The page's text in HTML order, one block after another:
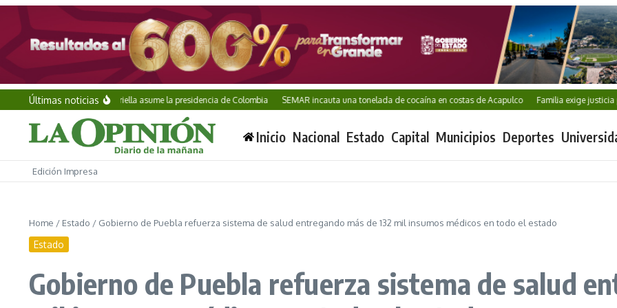
Saltar al contenido
Últimas noticias
Abelardo de la Espriella asume la presidencia de Colombia SEMAR incauta una tonelada de cocaína en costas de Acapulco Familia exige justicia por
Inicio Nacional Estado Capital Municipios Deportes
Edición Impresa
Home / Estado / Gobierno de Puebla refuerza sistema de salud entregando más de 132 mil insumos médicos en todo el estado
Estado
Gobierno de Puebla refuerza sistema de salud